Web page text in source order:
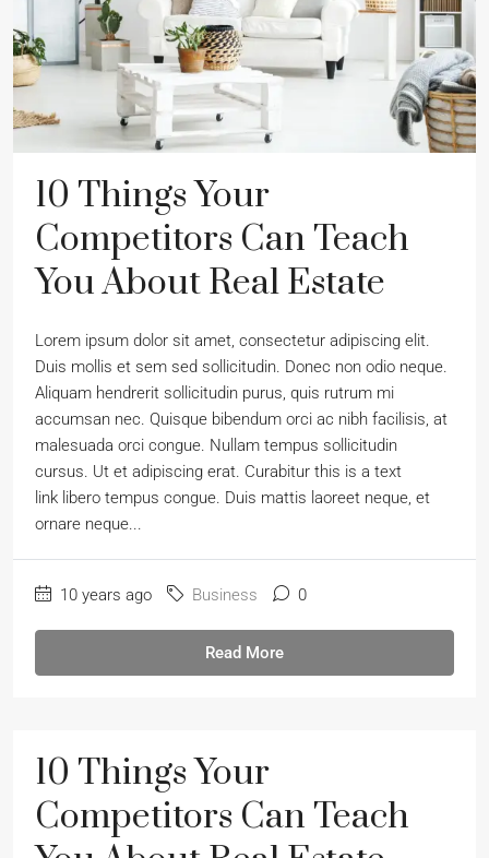
10 Things Your
Competitors Can Teach
You About Real Estate
Lorem ipsum dolor sit amet, consectetur adipiscing elit.
Duis mollis et sem sed sollicitudin. Donec non odio neque.
Aliquam hendrerit sollicitudin purus, quis rutrum mi
accumsan nec. Quisque bibendum orci ac nibh facilisis, at
malesuada orci congue. Nullam tempus sollicitudin
cursus. Ut et adipiscing erat. Curabitur this is a text
link libero tempus congue. Duis mattis laoreet neque, et
ornare neque...
10 years ago Business 0
Read More
10 Things Your
Competitors Can Teach